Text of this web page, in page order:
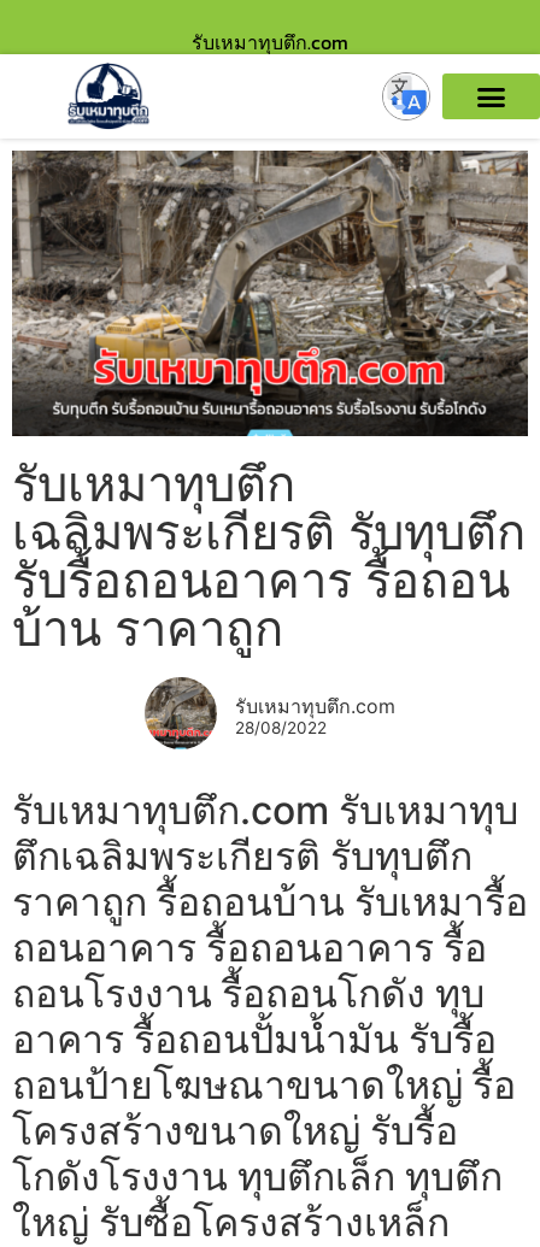
รับเหมาทุบตึก.com
รับเหมาทุบตึก
เฉลิมพระเกียรติ รับทุบตึก
รับรื้อถอนอาคาร รื้อถอน
บ้าน ราคาถูก
รับเหมาทุบตึก.com
28/08/2022
รับเหมาทุบตึก.com รับเหมาทุบ
ตึกเฉลิมพระเกียรติ รับทุบตึก
ราคาถูก รื้อถอนบ้าน รับเหมารื้อ
ถอนอาคาร รื้อถอนอาคาร รื้อ
ถอนโรงงาน รื้อถอนโกดัง ทุบ
อาคาร รื้อถอนปั้มน้ำมัน รับรื้อ
ถอนป้ายโฆษณาขนาดใหญ่ รื้อ
โครงสร้างขนาดใหญ่ รับรื้อ
โกดังโรงงาน ทุบตึกเล็ก ทุบตึก
ใหญ่ รับซื้อโครงสร้างเหล็ก